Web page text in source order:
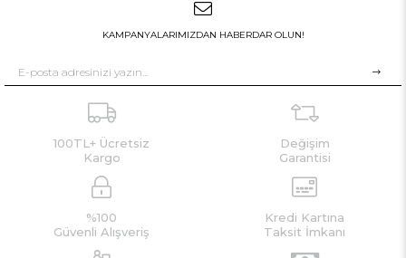
KAMPANYALARIMIZDAN HABERDAR OLUN!
100TL+ Ücretsiz
Kargo
Değişim
Garantisi
%100
Güvenli Alışveriş
Kredi Kartına
Taksit İmkanı